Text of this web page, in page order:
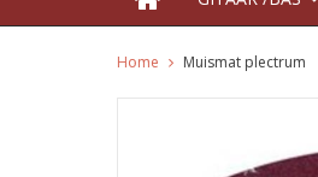
Home Muismat plectrum